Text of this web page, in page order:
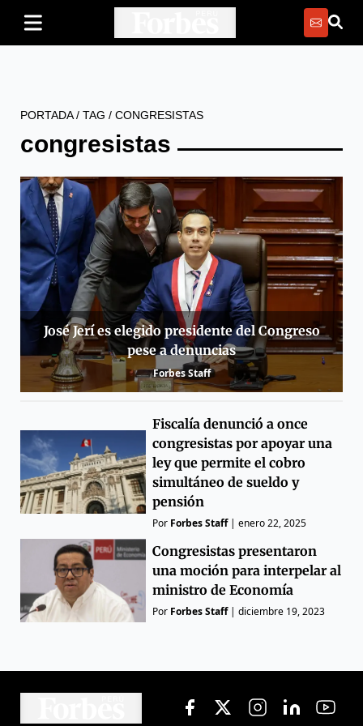
PORTADA/ TAG / CONGRESISTAS
congresistas
José Jerí es elegido presidente del Congreso
pese a denuncias
Forbes Staff
Fiscalía denunció a once
congresistas por apoyar una
ley que permite el cobro
simultáneo de sueldo y
pensión
Por Forbes Staff|enero 22, 2025
Congresistas presentaron
una moción para interpelar al
ministro de Economía
Por Forbes Staff|diciembre 19, 2023